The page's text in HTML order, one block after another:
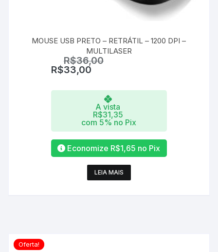
MOUSE USB PRETO – RETRÁTIL – 1200 DPI –
MULTILASER
R$36,00
R$33,00
A vista
R$31,35
com 5% no Pix
Economize R$1,65 no Pix
LEIA MAIS
Oferta!